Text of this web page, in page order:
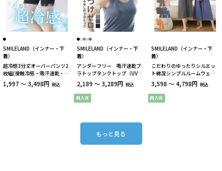
SMILELAND（インナー・下
着）
超冷感3分丈オーバーパンツ2
枚組(接触冷感・吸汗速乾・UV
カット）
1,997 ～ 3,498円 税込
SMILELAND（インナー・下
着）
アンダーフリー 吸汗速乾ブ
ラトップタンクトップ（UVカ
ット）
2,189 ～ 3,289円 税込
再入荷
SMILELAND（インナー・下
着）
こだわりのゆったりシルエッ
ト綿混シンプルルームウェア2
セット組
3,598 ～ 4,798円 税込
再入荷
もっと見る